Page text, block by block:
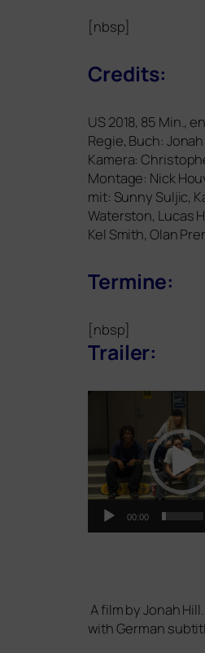
[nbsp]
Credits:
US2018, 85 Min.,
Regie, Buch: Jonah
Kamera:
Montage: Nick
mit: Sunny Suljic,
Waterston, Lucas
Kel Smith, Olan
Termine:
[nbsp]
Trailer:
00:00
A film by Jonah
with German